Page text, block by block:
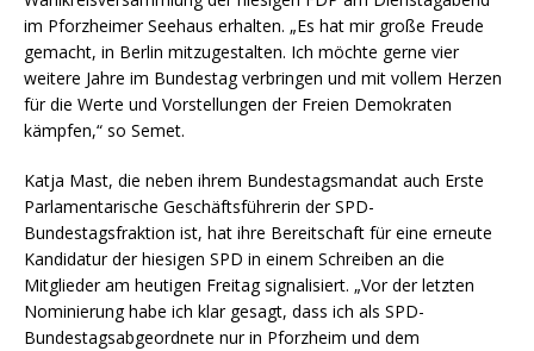
im Pforzheimer Seehaus erhalten. „Es hat mir große Freude
gemacht, in Berlin mitzugestalten. Ich möchte gerne vier
weitere Jahre im Bundestag verbringen und mit vollem Herzen
für die Werte und Vorstellungen der Freien Demokraten
kämpfen,“ so Semet.
Katja Mast, die neben ihrem Bundestagsmandat auch Erste
Parlamentarische Geschäftsführerin der SPD-
Bundestagsfraktion ist, hat ihre Bereitschaft für eine erneute
Kandidatur der hiesigen SPD in einem Schreiben an die
Mitglieder am heutigen Freitag signalisiert. „Vor der letzten
Nominierung habe ich klar gesagt, dass ich als SPD-
Bundestagsabgeordnete nur in Pforzheim und dem